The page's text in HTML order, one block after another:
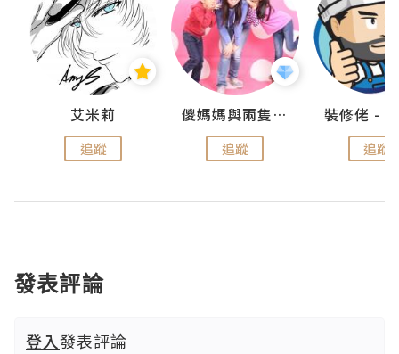
艾米莉
追蹤
儍媽媽與兩隻小魔怪之家
追蹤 追蹤
發表評論
登入發表評論